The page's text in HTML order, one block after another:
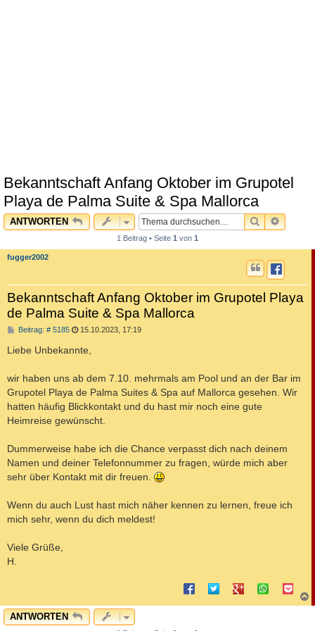
Bekanntschaft Anfang Oktober im Grupotel
Playa de Palma Suite & Spa Mallorca
ANTWORTEN SUCHE
1 Beitrag • Seite 1 von 1
fugger2002
Bekanntschaft Anfang Oktober im Grupotel Playa
de Palma Suite & Spa Mallorca
Beitrag: # 5185B
i
t
g
15.10.2023, 17:19
Liebe Unbekannte,
wir haben uns ab dem 7.10. mehrmals am Pool und an der Bar im
Grupotel Playa de Palma Suites & Spa auf Mallorca gesehen. Wir
hatten häufig Blickkontakt und du hast mir noch eine gute
Heimreise gewünscht.
Dummerweise habe ich die Chance verpasst dich nach deinem
Namen und deiner Telefonnummer zu fragen, würde mich aber
sehr über Kontakt mit dir freuen.
Wenn du auch Lust hast mich näher kennen zu lernen, freue ich
mich sehr, wenn du dich meldest!
Viele Grüße,
H.
a
ANTWORTEN